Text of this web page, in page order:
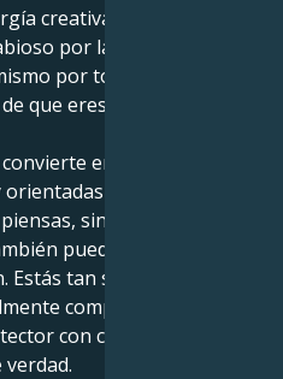
creativa infinita y un
por la autoexpresión.
por todos los poros y
que eres perfecto tal y
en una de las
a la acción del
sino que actúas
puede ser una
tan sediento de
complejo, y puedes
con cualquier